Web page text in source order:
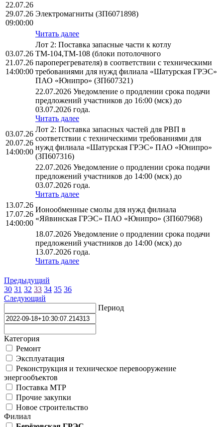
22.07.26
29.07.26
09:00:00
Электромагниты (ЗП6071898)
Читать далее
03.07.26
21.07.26
14:00:00
Лот 2: Поставка запасные части к котлу
ТМ-104,ТМ-108 (блоки потолочного
пароперегревателя) в соответствии с техническими
требованиями для нужд филиала «Шатурская ГРЭС»
ПАО «Юнипро» (ЗП607321)
22.07.2026 Уведомление о продлении срока подачи
предложений участников до 16:00 (мск) до
03.07.2026 года.
Читать далее
03.07.26
20.07.26
14:00:00
Лот 2: Поставка запасных частей для РВП в
соответствии с техническими требованиями для
нужд филиала «Шатурская ГРЭС» ПАО «Юнипро»
(ЗП607316)
22.07.2026 Уведомление о продлении срока подачи
предложений участников до 14:00 (мск) до
03.07.2026 года.
Читать далее
13.07.26
17.07.26
14:00:00
Ионообменные смолы для нужд филиала
«Яйвинская ГРЭС» ПАО «Юнипро» (ЗП607968)
18.07.2026 Уведомление о продлении срока подачи
предложений участников до 14:00 (мск) до
13.07.2026 года.
Читать далее
Предыдущий
30 31 32 33 34 35 36
Следующий
Период
Категория
Ремонт
Эксплуатация
Реконструкция и техническое перевооружение
энергообъектов
Поставка МТР
Прочие закупки
Новое строительство
Филиал